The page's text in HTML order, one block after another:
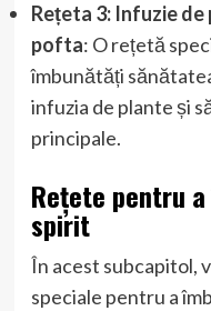
Rețeta 3: Infuzie
pofta: O rețetă
îmbunătăți
infuzia de plante și
principale.
Rețete pentru
spirit
În acest subcapitol,
speciale pentru a